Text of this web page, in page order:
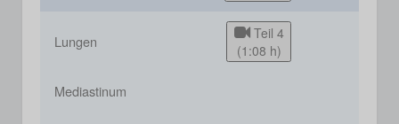
Lungen
Teil 4
(1:08 h)
Mediastinum